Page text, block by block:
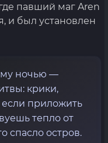
павший маг Aren
и был установлен
ночью —
крики,
если приложить
тепло от
спасло остров.